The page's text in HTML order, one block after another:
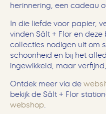
herinnering, een cadeau
In die liefde voor papier,
vinden Sâlt + Flor en
collecties nodigen uit om
schoonheid en bij het
ingewikkeld, maar
Ontdek meer via de
bekijk de Sâlt + Flor
webshop.